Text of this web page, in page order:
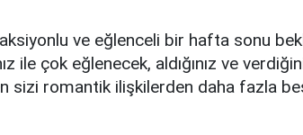
ve eğlenceli bir hafta sonu
ile çok eğlenecek, aldığınız ve
sizi romantik ilişkilerden daha fazla